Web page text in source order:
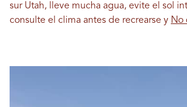
sur Utah, lleve mucha agua, evite el sol
consulte el clima antes de recrearse y No